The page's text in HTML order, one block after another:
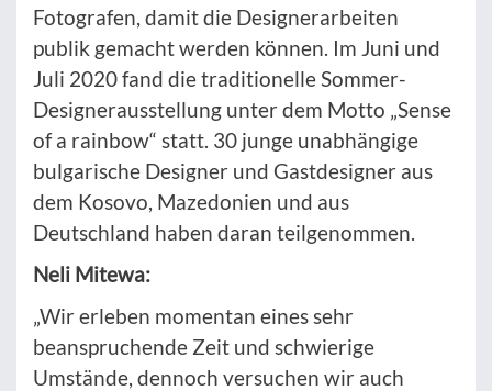
Fotografen, damit die Designerarbeiten
publik gemacht werden können. Im Juni und
Juli 2020 fand die traditionelle Sommer-
Designerausstellung unter dem Motto „Sense
of a rainbow“ statt. 30 junge unabhängige
bulgarische Designer und Gastdesigner aus
dem Kosovo, Mazedonien und aus
Deutschland haben daran teilgenommen.
Neli Mitewa:
„Wir erleben momentan eines sehr
beanspruchende Zeit und schwierige
Umstände, dennoch versuchen wir auch